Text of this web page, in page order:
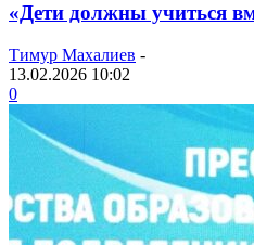
«Дети должны учиться
Тимур Махалиев -
13.02.2026 10:02
0